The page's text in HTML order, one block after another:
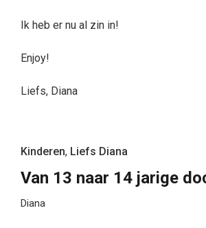
Ik heb er nu al zin in!
Enjoy!
Liefs, Diana
Kinderen, Liefs Diana
Van 13 naar 14 jarige
Diana